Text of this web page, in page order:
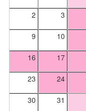
2 3
9 10
16 17
23 24
30 31